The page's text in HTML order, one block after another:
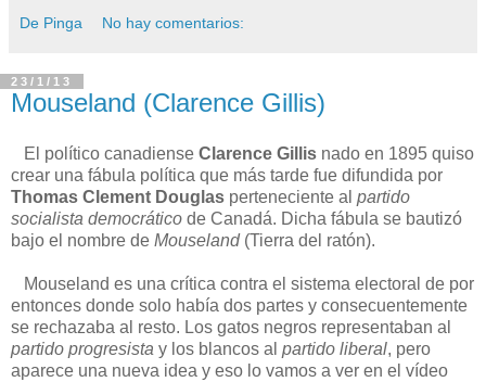
De Pinga No hay comentarios:
23/1/13
Mouseland (Clarence Gillis)
El político canadiense Clarence Gillis nado en 1895 quiso
crear una fábula política que más tarde fue difundida por
Thomas Clement Douglas perteneciente al partido
socialista democrático de Canadá. Dicha fábula se bautizó
bajo el nombre de Mouseland (Tierra del ratón).
Mouseland es una crítica contra el sistema electoral de por
entonces donde solo había dos partes y consecuentemente
se rechazaba al resto. Los gatos negros representaban al
partido progresista y los blancos al partido liberal, pero
aparece una nueva idea y eso lo vamos a ver en el vídeo